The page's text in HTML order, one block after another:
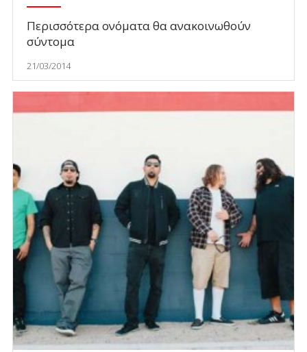
Περισσότερα ονόματα θα ανακοινωθούν
σύντομα
21/03/2014